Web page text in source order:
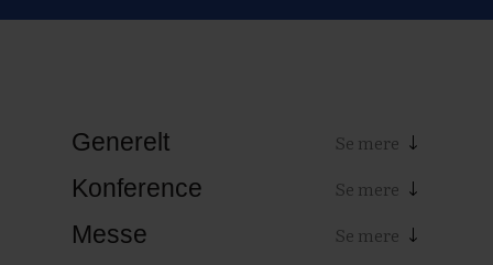
Generelt
Konference
Messe